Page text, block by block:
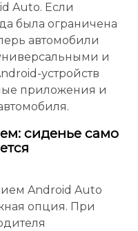
Auto. Если
была ограничена
автомобили
и
устройств
приложения и
сиденье само
Android Auto
опция. При